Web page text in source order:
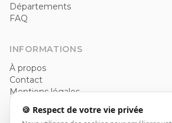
Départements
FAQ
INFORMATIONS
À propos
Contact
Mentions légales
CGU
🍪 Respect de votre vie privée